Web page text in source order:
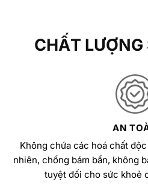
CHẤT
AN
Không chứa các hoá chất
nhiên, chống bám bẩn, không
tuyệt đối cho sức khoẻ